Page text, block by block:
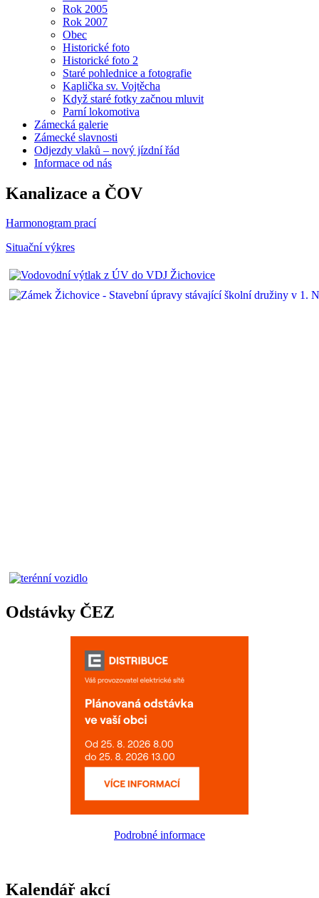
Rok 2005
Rok 2007
Obec
Historické foto
Historické foto 2
Staré pohlednice a fotografie
Kaplička sv. Vojtěcha
Když staré fotky začnou mluvit
Parní lokomotiva
Zámecká galerie
Zámecké slavnosti
Odjezdy vlaků – nový jízdní řád
Informace od nás
Kanalizace a ČOV
Harmonogram prací
Situační výkres
Odstávky ČEZ
Podrobné informace
Kalendář akcí